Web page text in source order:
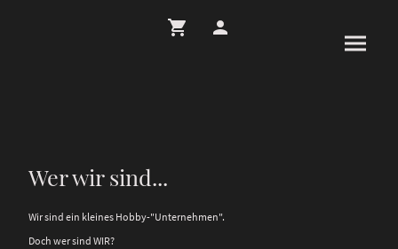
Wer wir sind...
Wir sind ein kleines Hobby-"Unternehmen".
Doch wer sind WIR?